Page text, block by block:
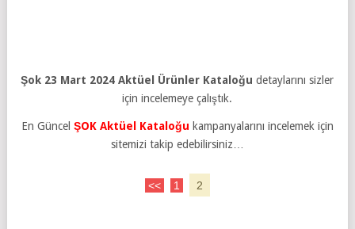
Şok 23 Mart 2024 Aktüel Ürünler Kataloğu detaylarını sizler
için incelemeye çalıştık.
En Güncel ŞOK Aktüel Kataloğu kampanyalarını incelemek için
sitemizi takip edebilirsiniz…
<< 1 2